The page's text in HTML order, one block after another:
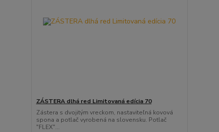
ZÁSTERA dlhá red Limitovaná edícia 70
Zástera s dvojitým vreckom, nastaviteľná kovová
spona a potlač vyrobená na slovensku. Potlač
"FLEX"...